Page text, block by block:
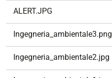
ALERT.JPG
Ingegneria_ambientale3.png
Ingegneria_ambientale2.jpg